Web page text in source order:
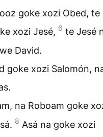
goke xozi Obed, te
xozi Jesé, 6 te Jesé
David.
goke xozi Salomón,
na Roboam goke
8 Asá na goke xozi